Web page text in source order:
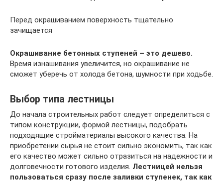
Перед окрашиванием поверхность тщательно
зачищается
Окрашивание бетонных ступеней – это дешево.
Время изнашивания увеличится, но окрашивание не
сможет уберечь от холода бетона, шумности при ходьбе.
Выбор типа лестницы
До начала строительных работ следует определиться с
типом конструкции, формой лестницы, подобрать
подходящие стройматериалы высокого качества. На
приобретении сырья не стоит сильно экономить, так как
его качество может сильно отразиться на надежности и
долговечности готового изделия. Лестницей нельзя
пользоваться сразу после заливки ступенек, так как